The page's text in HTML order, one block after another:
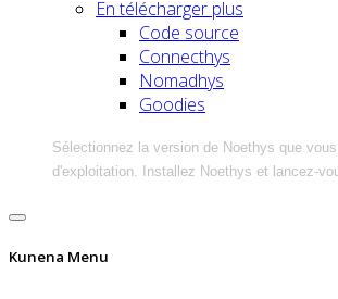
En télécharger plus
Code source
Connecthys
Nomadhys
Goodies
Sélectionnez la version de Noethys que
d'exploitation. Installez Noethys et lancez-
Kunena Menu